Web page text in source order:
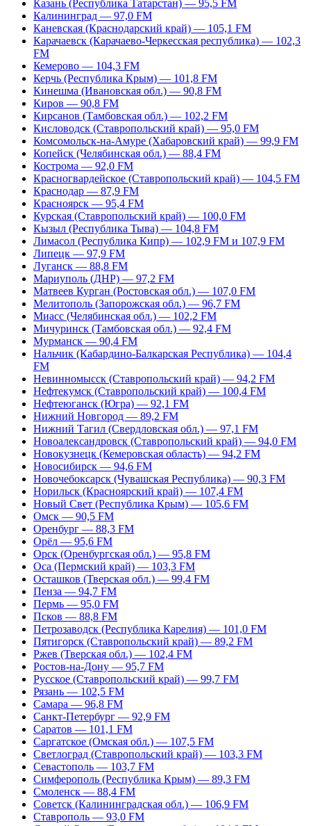
Казань (Республика Татарстан) — 95,5 FM
Калининград — 97,0 FM
Каневская (Краснодарский край) — 105,1 FM
Карачаевск (Карачаево-Черкесская республика) — 102,3
FM
Кемерово — 104,3 FM
Керчь (Республика Крым) — 101,8 FM
Кинешма (Ивановская обл.) — 90,8 FM
Киров — 90,8 FM
Кирсанов (Тамбовская обл.) — 102,2 FM
Кисловодск (Ставропольский край) — 95,0 FM
Комсомольск-на-Амуре (Хабаровский край) — 99,9 FM
Копейск (Челябинская обл.) — 88,4 FM
Кострома — 92,0 FM
Красногвардейское (Ставропольский край) — 104,5 FM
Краснодар — 87,9 FM
Красноярск — 95,4 FM
Курская (Ставропольский край) — 100,0 FM
Кызыл (Республика Тыва) — 104,8 FM
Лимасол (Республика Кипр) — 102,9 FM и 107,9 FM
Липецк — 97,9 FM
Луганск — 88,8 FM
Мариуполь (ДНР) — 97,2 FM
Матвеев Курган (Ростовская обл.) — 107,0 FM
Мелитополь (Запорожская обл.) — 96,7 FM
Миасс (Челябинская обл.) — 102,2 FM
Мичуринск (Тамбовская обл.) — 92,4 FM
Мурманск — 90,4 FM
Нальчик (Кабардино-Балкарская Республика) — 104,4
FM
Невинномысск (Ставропольский край) — 94,2 FM
Нефтекумск (Ставропольский край) — 100,4 FM
Нефтеюганск (Югра) — 92,1 FM
Нижний Новгород — 89,2 FM
Нижний Тагил (Свердловская обл.) — 97,1 FM
Новоалександровск (Ставропольский край) — 94,0 FM
Новокузнецк (Кемеровская область) — 94,2 FM
Новосибирск — 94,6 FM
Новочебоксарск (Чувашская Республика) — 90,3 FM
Норильск (Красноярский край) — 107,4 FM
Новый Свет (Республика Крым) — 105,6 FM
Омск — 90,5 FM
Оренбург — 88,3 FM
Орёл — 95,6 FM
Орск (Оренбургская обл.) — 95,8 FM
Оса (Пермский край) — 103,3 FM
Осташков (Тверская обл.) — 99,4 FM
Пенза — 94,7 FM
Пермь — 95,0 FM
Псков — 88,8 FM
Петрозаводск (Республика Карелия) — 101,0 FM
Пятигорск (Ставропольский край) — 89,2 FM
Ржев (Тверская обл.) — 102,4 FM
Ростов-на-Дону — 95,7 FM
Русское (Ставропольский край) — 99,7 FM
Рязань — 102,5 FM
Самара — 96,8 FM
Санкт-Петербург — 92,9 FM
Саратов — 101,1 FM
Саргатское (Омская обл.) — 107,5 FM
Светлоград (Ставропольский край) — 103,3 FM
Севастополь — 103,7 FM
Симферополь (Республика Крым) — 89,3 FM
Смоленск — 88,4 FM
Советск (Калининградская обл.) — 106,9 FM
Ставрополь — 93,0 FM